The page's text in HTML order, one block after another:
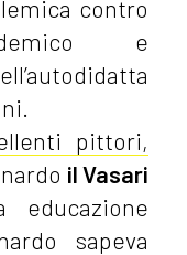
contro
e
pittori,
il Vasari
educazione
sapeva